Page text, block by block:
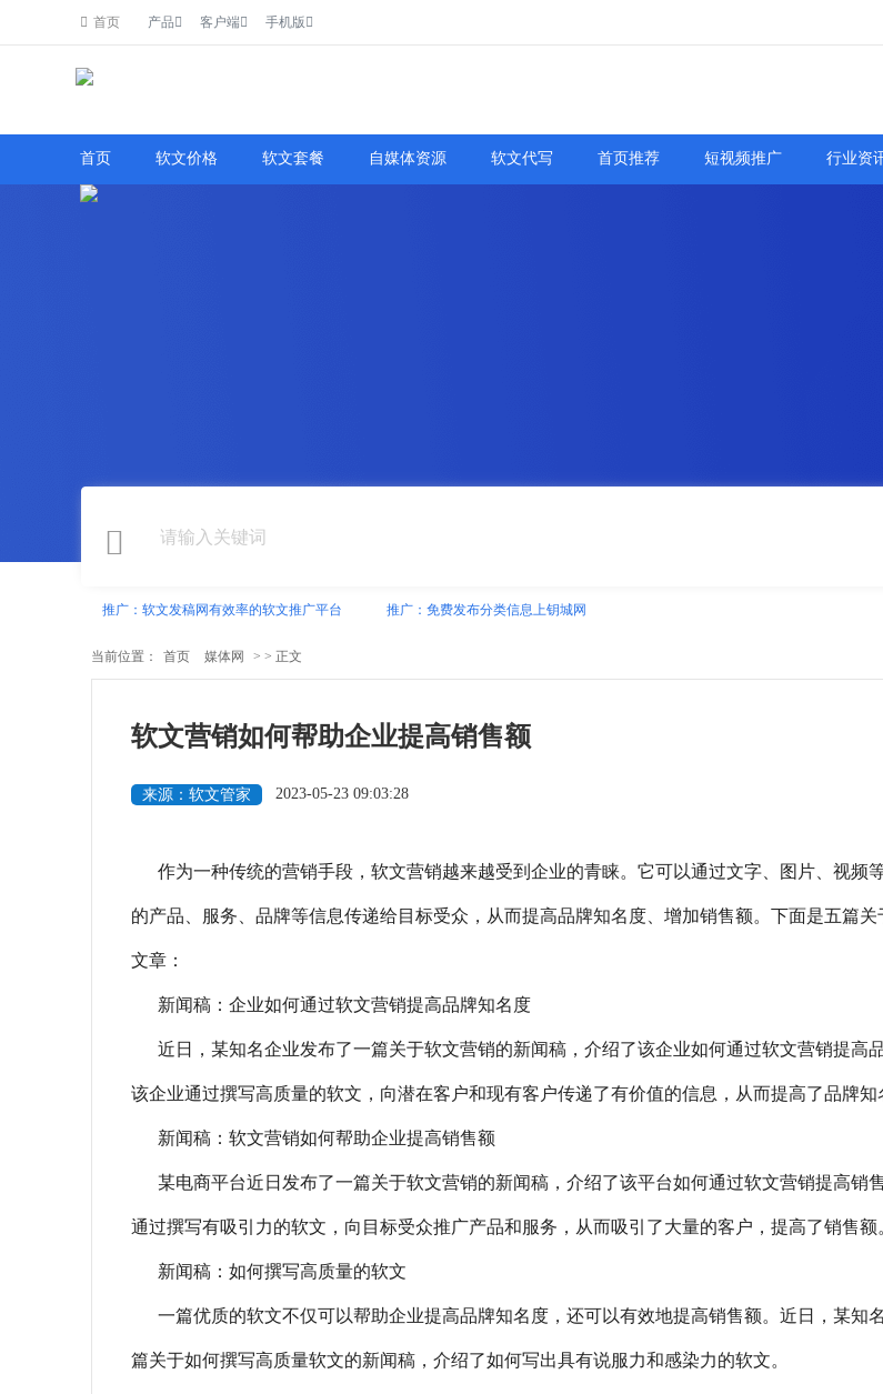
首页 产品 客户端 手机版
首页 软文价格 软文套餐 自媒体资源 软文代写 首页推荐 短视频推广 行业资
推广：软文发稿网有效率的软文推广平台 推广：免费发布分类信息上钥城网
当前位置： 首页 媒体网 > > 正文
软文营销如何帮助企业提高销售额
来源：软文管家 2023-05-23 09:03:28
作为一种传统的营销手段，软文营销越来越受到企业的青睐。它可以通过文字、图片、视频
的产品、服务、品牌等信息传递给目标受众，从而提高品牌知名度、增加销售额。下面是五篇关
文章：
新闻稿：企业如何通过软文营销提高品牌知名度
近日，某知名企业发布了一篇关于软文营销的新闻稿，介绍了该企业如何通过软文营销提高
该企业通过撰写高质量的软文，向潜在客户和现有客户传递了有价值的信息，从而提高了品牌知
新闻稿：软文营销如何帮助企业提高销售额
某电商平台近日发布了一篇关于软文营销的新闻稿，介绍了该平台如何通过软文营销提高销
通过撰写有吸引力的软文，向目标受众推广产品和服务，从而吸引了大量的客户，提高了销售额
新闻稿：如何撰写高质量的软文
一篇优质的软文不仅可以帮助企业提高品牌知名度，还可以有效地提高销售额。近日，某知
篇关于如何撰写高质量软文的新闻稿，介绍了如何写出具有说服力和感染力的软文。